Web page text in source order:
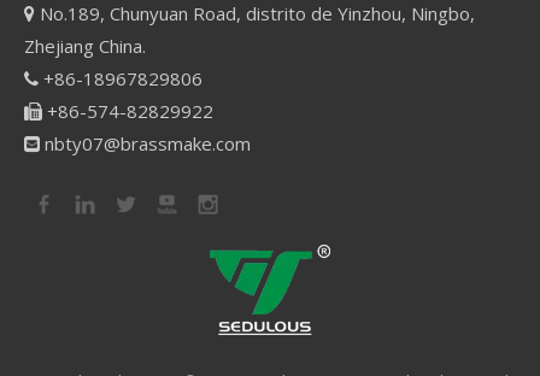
 No.189, Chunyuan Road, distrito de Yinzhou, Ningbo,
Zhejiang China.
 +86-18967829806
 +86-574-82829922
 nbty07@brassmake.com